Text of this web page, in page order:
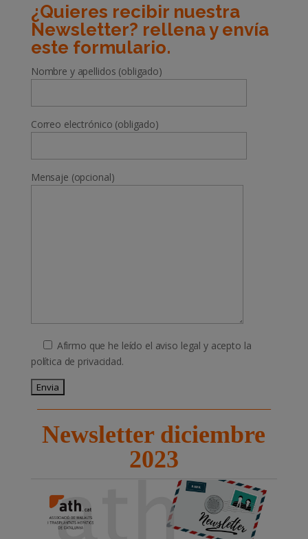
¿Quieres recibir nuestra
Newsletter? rellena y envía
este formulario.
Nombre y apellidos (obligado)
Correo electrónico (obligado)
Mensaje (opcional)
Afirmo que he leído el aviso legal y acepto la
política de privacidad.
camp
Newsletter diciembre
2023